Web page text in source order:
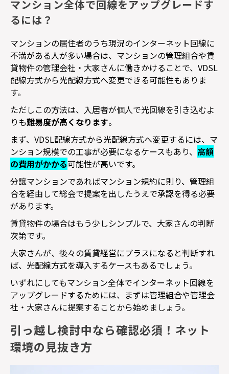
マンション全体で回線をアップグレードす
るには？
マンションの居住者のうち現況のインターネット回線に
不満がある人が多い場合は、マンションの管理組合や賃
貸物件の管理会社・大家さんに働きかけることで、 VDSL
配線方式から光配線方式へ変更できる可能性もありま
す。
ただしこの方法は、入居者が個人で光回線を引き込むよ
りも難易度が高くなります。
まず、 VDSL配線方式から光配線方式へ変更するには、マ
ンション規模での工事が必要になるケースもあり、 高額
の費用がかかる可能性が高いです。
分譲マンションであればマンション規約に則り、管理組
合を経由して総会で提案を出したうえで承認を得る必要
があります。
賃貸物件の場合はもう少しシンプルで、大家さんの判断
次第です。
大家さんが、後々の賃貸経営にプラスになると判断すれ
ば、光配線方式を導入するケースもあるでしょう。
いずれにしてもマンション全体でインターネット回線を
アップグレードするためには、まずは管理組合や管理会
社・大家さんに提案することから始めましょう。
引っ越し検討中なら確認必須！ネット
環境の見抜き方